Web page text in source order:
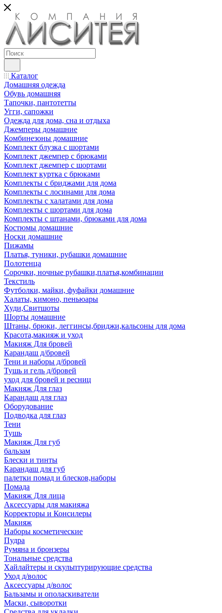
Каталог
Домашняя одежда
Обувь домашняя
Тапочки, пантотетты
Угги, сапожки
Одежда для дома, сна и отдыха
Джемперы домашние
Комбинезоны домашние
Комплект блузка с шортами
Комплект джемпер с брюками
Комплект джемпер с шортами
Комплект куртка с брюками
Комплекты с бриджами для дома
Комплекты с лосинами для дома
Комплекты с халатами для дома
Комплекты с шортами для дома
Комплекты с штанами, брюками для дома
Костюмы домашние
Носки домашние
Пижамы
Платья, туники, рубашки домашние
Полотенца
Сорочки, ночные рубашки,платья,комбинации
Текстиль
Футболки, майки, фуфайки домашние
Халаты, кимоно, пеньюары
Худи,Свитшоты
Шорты домашние
Штаны, брюки, леггинсы,бриджи,кальсоны для дома
Красота,макияж и уход
Макияж Для бровей
Карандаш д/бровей
Тени и наборы д/бровей
Тушь и гель д/бровей
уход для бровей и ресниц
Макияж Для глаз
Карандаш для глаз
Оборудование
Подводка для глаз
Тени
Тушь
Макияж Для губ
бальзам
Блески и тинты
Карандаш для губ
палетки помад и блесков,наборы
Помада
Макияж Для лица
Аксессуары для макияжа
Корректоры и Консилеры
Макияж
Наборы косметические
Пудра
Румяна и бронзеры
Тональные средства
Хайлайтеры и скульптурирующие средства
Уход д/волос
Аксессуары д/волос
Бальзамы и ополаскиватели
Маски, сыворотки